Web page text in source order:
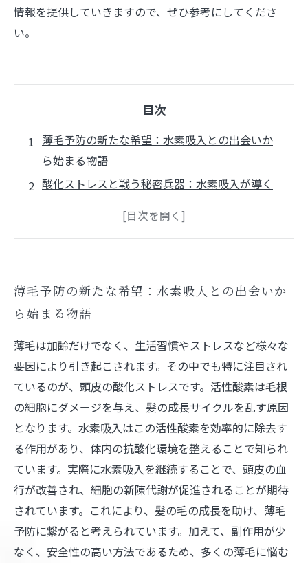
情報を提供していきますので、ぜひ参考にしてくださ
い。
目次
薄毛予防の新たな希望：水素吸入との出会いか
ら始まる物語
酸化ストレスと戦う秘密兵器：水素吸入が導く
科学が証明する水素吸入の効果：薄毛予防にお
毛ケアの習慣づくり
薄毛悩みを乗り越えた成功体験：水素吸入で取
り戻す自信と健康な髪
薄毛予防に水素吸入が注目される理由とは？最
新の研究結果を徹底解説
薄毛対策はこれで決まり！水素吸入を活用した
効果的な予防法まとめ
薄毛予防の新たな希望：水素吸入との出会いか
ら始まる物語
薄毛は加齢だけでなく、生活習慣やストレスなど様々な
要因により引き起こされます。その中でも特に注目され
ているのが、頭皮の酸化ストレスです。活性酸素は毛根
の細胞にダメージを与え、髪の成長サイクルを乱す原因
となります。水素吸入はこの活性酸素を効率的に除去す
る作用があり、体内の抗酸化環境を整えることで知られ
ています。実際に水素吸入を継続することで、頭皮の血
行が改善され、細胞の新陳代謝が促進されることが期待
されています。これにより、髪の毛の成長を助け、薄毛
予防に繋がると考えられています。加えて、副作用が少
なく、安全性の高い方法であるため、多くの薄毛に悩む